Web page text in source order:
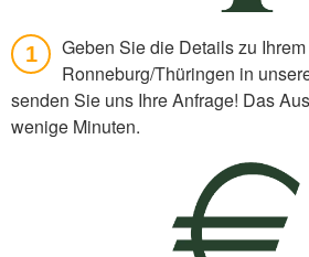
1
Geben Sie die Details zu
Ronneburg/Thüringen in
senden Sie uns Ihre Anfrage! Das
wenige Minuten.